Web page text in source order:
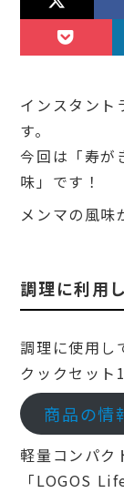
インスタント
す。
今回は「寿
味」です！
メンマの風味
調理に利用
調理に使用し
クックセット
商品の情
軽量コンパク
「LOGOS